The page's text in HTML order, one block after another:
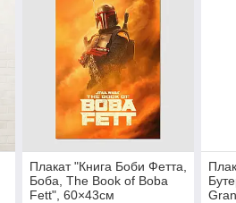
Плакат "Книга Боби Фетта,
Боба, The Book of Boba
Fett", 60×43см